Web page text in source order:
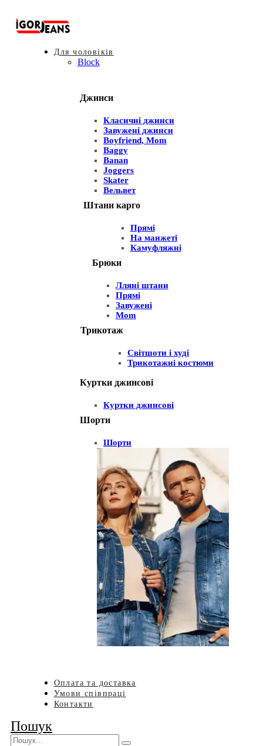
Для чоловіків
Block
Джинси
Класичні джинси
Завужені джинси
Boyfriend, Mom
Baggy
Banan
Joggers
Skater
Вельвет
Штани карго
Прямі
На манжеті
Камуфляжні
Брюки
Лляні штани
Прямі
Завужені
Mom
Трикотаж
Світшоти і худі
Трикотажні костюми
Куртки джинсові
Куртки джинсові
Шорти
Шорти
Оплата та доставка
Умови співпраці
Контакти
Пошук